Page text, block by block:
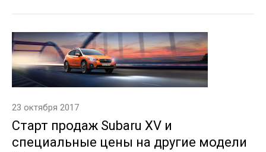
23 октября 2017
Старт продаж Subaru XV и
специальные цены на другие модели